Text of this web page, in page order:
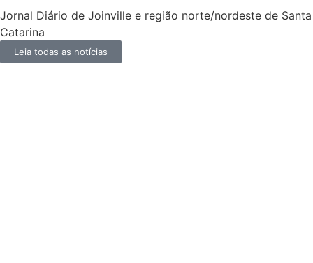
Jornal Diário de Joinville e região norte/nordeste de Santa
Catarina
Leia todas as notícias